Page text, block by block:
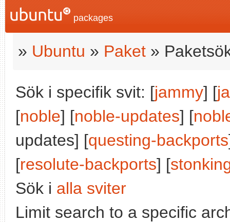
packages
» Ubuntu » Paket »
Sök i specifik svit: [jammy] [
[noble] [noble-updates] [
updates] [questing-backports
[resolute-backports] [
Sök i alla sviter
Limit search to a specific